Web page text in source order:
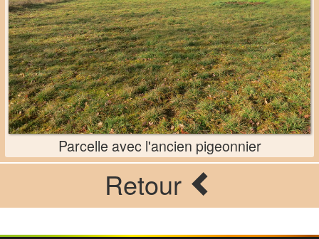
Parcelle avec l'ancien pigeonnier
Retour